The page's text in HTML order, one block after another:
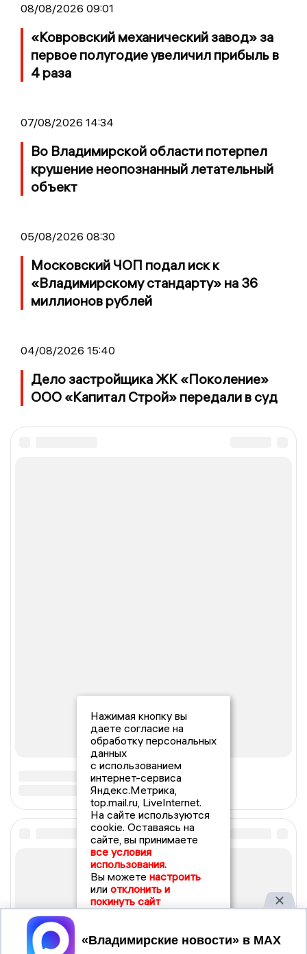
08/08/2026 09:01
«Ковровский механический завод» за
первое полугодие увеличил прибыль в
4 раза
07/08/2026 14:34
Во Владимирской области потерпел
крушение неопознанный летательный
объект
05/08/2026 08:30
Московский ЧОП подал иск к
«Владимирскому стандарту» на 36
миллионов рублей
04/08/2026 15:40
Дело застройщика ЖК «Поколение»
ООО «Капитал Строй» передали в суд
Нажимая кнопку вы
даете согласие на
обработку персональных
данных
с использованием
интернет-сервиса
Яндекс.Метрика,
top.mail.ru, LiveInternet.
На сайте используются
cookie. Оставаясь на
сайте, вы принимаете
все условия
использования.
Вы можете настроить
или отклонить и
покинуть сайт
Принять